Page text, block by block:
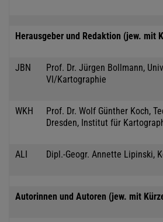
Herausgeber und Redaktion (jew. mit
JBN
Prof. Dr. Jürgen Bollmann,
VI/Kartographie
WKH
Prof. Dr. Wolf Günther Koch,
Dresden, Institut für
ALI Dipl.-Geogr. Annette Lipinski,
Autorinnen und Autoren (jew. mit